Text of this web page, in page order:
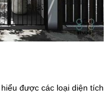
được các loại diện tích